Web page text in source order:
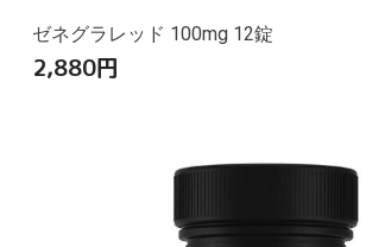
ゼネグラレッド 100mg 12錠
2,880円